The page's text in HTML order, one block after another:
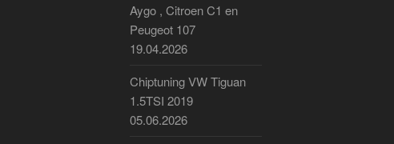
Aygo , Citroen C1 en
Peugeot 107
19.04.2026
Chiptuning VW Tiguan
1.5TSI 2019
05.06.2026